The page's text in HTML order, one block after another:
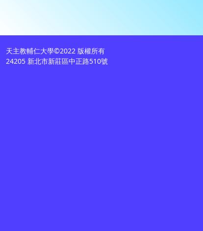
天主教輔仁大學©2022 版權所有
24205 新北市新莊區中正路510號